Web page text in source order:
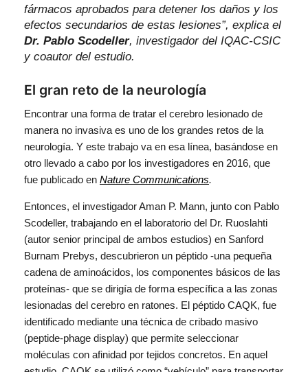
fármacos aprobados para detener los daños y los
efectos secundarios de estas lesiones”, explica el
Dr. Pablo Scodeller, investigador del IQAC-CSIC
y coautor del estudio.
El gran reto de la neurología
Encontrar una forma de tratar el cerebro lesionado de
manera no invasiva es uno de los grandes retos de la
neurología. Y este trabajo va en esa línea, basándose en
otro llevado a cabo por los investigadores en 2016, que
fue publicado en Nature Communications.
Entonces, el investigador Aman P. Mann, junto con Pablo
Scodeller, trabajando en el laboratorio del Dr. Ruoslahti
(autor senior principal de ambos estudios) en Sanford
Burnam Prebys, descubrieron un péptido -una pequeña
cadena de aminoácidos, los componentes básicos de las
proteínas- que se dirigía de forma específica a las zonas
lesionadas del cerebro en ratones. El péptido CAQK, fue
identificado mediante una técnica de cribado masivo
(peptide-phage display) que permite seleccionar
moléculas con afinidad por tejidos concretos. En aquel